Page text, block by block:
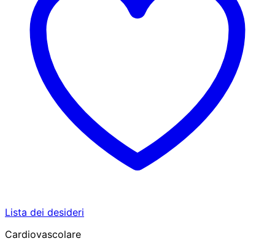
Lista dei desideri
Cardiovascolare